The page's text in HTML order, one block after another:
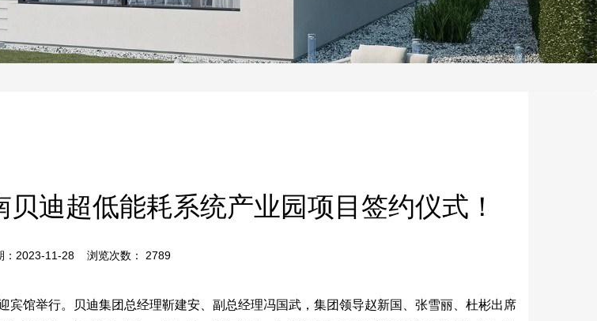
迪超低能耗系统产业园项目签约仪式！
：2023-11-28 浏览次数： 2789
馆举行。贝迪集团总经理靳建安、副总经理冯国武，集团领导赵新国、张雪丽、杜彬出席